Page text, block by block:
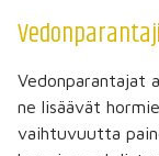
Vedonparantajat
ne lisäävät
vaihtuvuutta